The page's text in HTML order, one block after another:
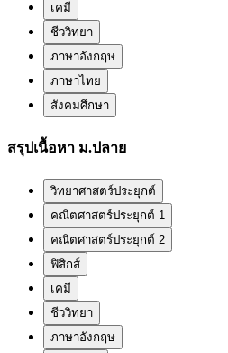
เคมี
ชีววิทยา
ภาษาอังกฤษ
ภาษาไทย
สังคมศึกษา
สรุปเนื้อหา ม.ปลาย
วิทยาศาสตร์ประยุกต์
คณิตศาสตร์ประยุกต์ 1
คณิตศาสตร์ประยุกต์ 2
ฟิสิกส์
เคมี
ชีววิทยา
ภาษาอังกฤษ